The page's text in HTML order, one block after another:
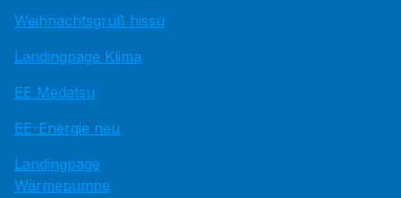
Weihnachtsgruß hissu
Landingpage Klima
EE Medatsu
EE-Energie neu
Landingpage
Wärmepumpe